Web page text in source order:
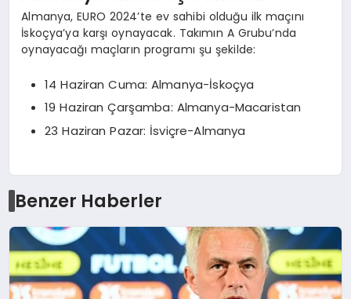
Almanya, EURO 2024’te ev sahibi olduğu ilk maçını
İskoçya’ya karşı oynayacak. Takımın A Grubu’nda
oynayacağı maçların programı şu şekilde:
14 Haziran Cuma: Almanya-İskoçya
19 Haziran Çarşamba: Almanya-Macaristan
23 Haziran Pazar: İsviçre-Almanya
Benzer Haberler